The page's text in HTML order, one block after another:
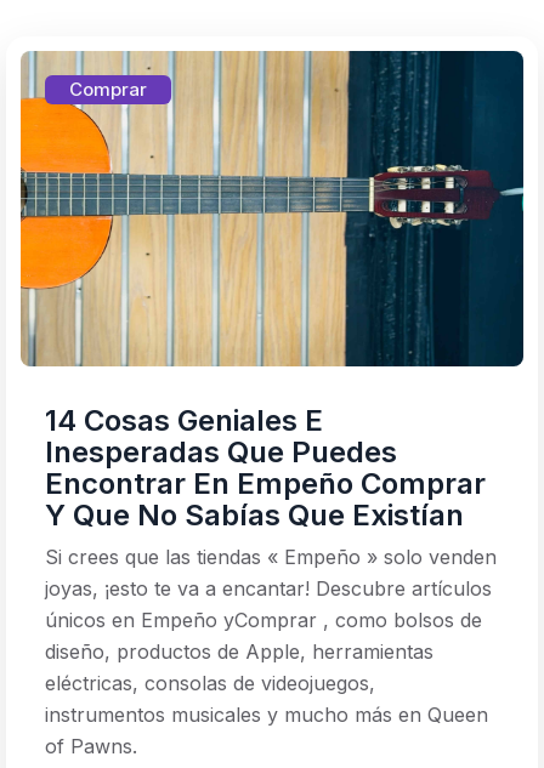
Comprar
14 Cosas Geniales E
Inesperadas Que Puedes
Encontrar En Empeño Comprar
Y Que No Sabías Que Existían
Si crees que las tiendas « Empeño » solo venden
joyas, ¡esto te va a encantar! Descubre artículos
únicos en Empeño yComprar , como bolsos de
diseño, productos de Apple, herramientas
eléctricas, consolas de videojuegos,
instrumentos musicales y mucho más en Queen
of Pawns.